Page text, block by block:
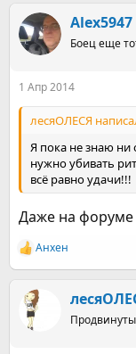
к
ц
и
Alex5947
Боец еще
1 Апр 2014
лесяОЛЕСЯ
Я пока не знаю ни
нужно убивать
всё равно удачи!!!
Даже на форуме
Р
е
Анхен